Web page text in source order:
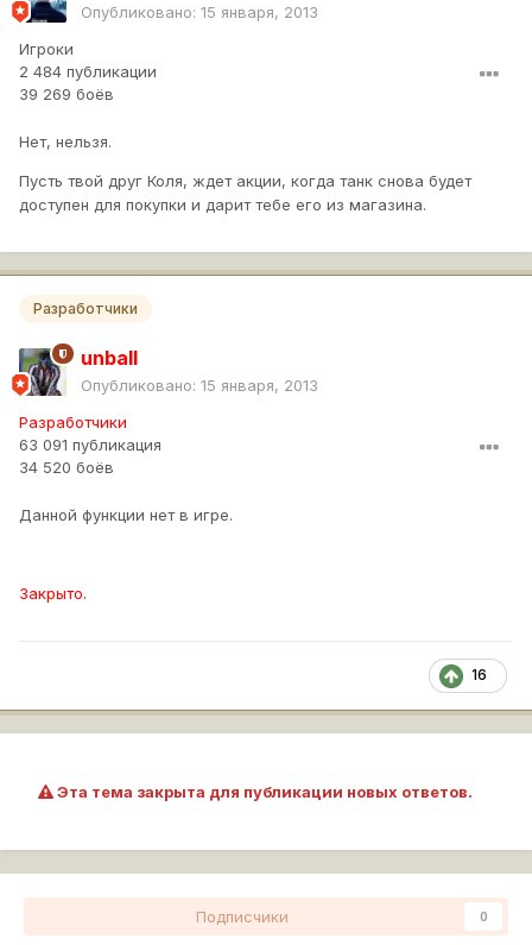
Опубликовано: 15 января, 2013
Игроки
2 484 публикации
39 269 боёв
Нет, нельзя.
Пусть твой друг Коля, ждет акции, когда танк снова будет
доступен для покупки и дарит тебе его из магазина.
Разработчики
unball
Опубликовано: 15 января, 2013
Разработчики
63 091 публикация
34 520 боёв
Данной функции нет в игре.
Закрыто.
16
Эта тема закрыта для публикации новых ответов.
Подписчики 0